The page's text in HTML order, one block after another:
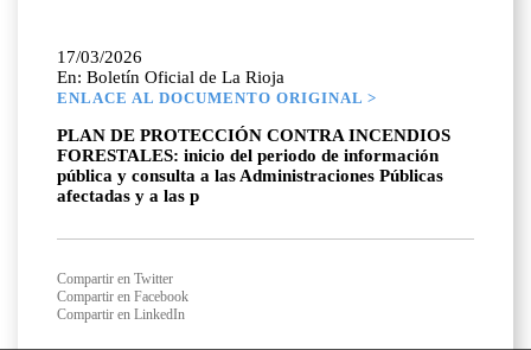
17/03/2026
En: Boletín Oficial de La Rioja
ENLACE AL DOCUMENTO ORIGINAL >
PLAN DE PROTECCIÓN CONTRA INCENDIOS
FORESTALES: inicio del periodo de información
pública y consulta a las Administraciones Públicas
afectadas y a las p
Compartir en Twitter
Compartir en Facebook
Compartir en LinkedIn